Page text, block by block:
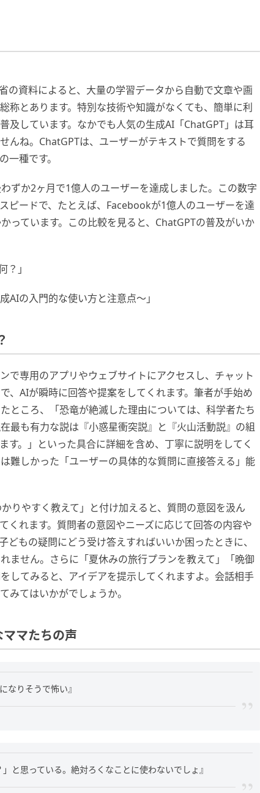
の資料によると、大量の学習データから自動で文章や画
称とあります。特別な技術や知識がなくても、簡単に利
及しています。なかでも人気の生成AI「ChatGPT」は耳
んね。ChatGPTは、ユーザーがテキストで質問をする
一種です。
ずか2ヶ月で1億人のユーザーを達成しました。この数字
ピードで、たとえば、Facebookが1億人のユーザーを達
っています。この比較を見ると、ChatGPTの普及がいか
？」
AIの入門的な使い方と注意点～」
で専用のアプリやウェブサイトにアクセスし、チャット
、AIが瞬時に回答や提案をしてくれます。筆者が手始め
ところ、「恐竜が絶滅した理由については、科学者たち
最も有力な説は『小惑星衝突説』と『火山活動説』の組
す。」といった具合に詳細を含め、丁寧に説明をしてく
難しかった「ユーザーの具体的な質問に直接答える」能
りやすく教えて」と付け加えると、質問の意図を汲ん
くれます。質問者の意図やニーズに応じて回答の内容や
どもの疑問にどう受け答えすればいいか困ったときに、
ません。さらに「夏休みの旅行プランを教えて」「晩御
してみると、アイデアを提示してくれますよ。会話相手
みてはいかがでしょうか。
マたちの声
なりそうで怖い』
と思っている。絶対ろくなことに使わないでしょ』